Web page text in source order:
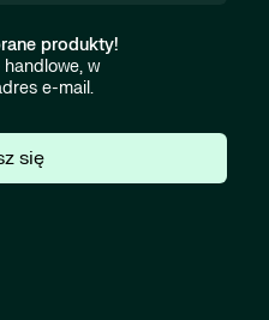
produkty!
w
e-mail.
się